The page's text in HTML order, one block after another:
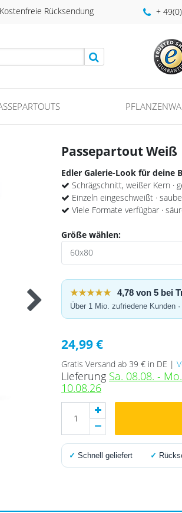
Kostenfreie Rücksendung +
Passepartout Weiß
Edler Galerie-Look für deine
Schrägschnitt, weißer Kern ·
Einzeln eingeschweißt ·
Viele Formate verfügbar ·
Größe wählen:
★★★★★ 4,78 von 5 bei
Über 1 Mio. zufriedene Kunden
24,99 €
Gratis Versand ab 39 € in DE |
Lieferung Sa. 08.08. - Mo.
10.08.26
✓ Schnell geliefert ✓